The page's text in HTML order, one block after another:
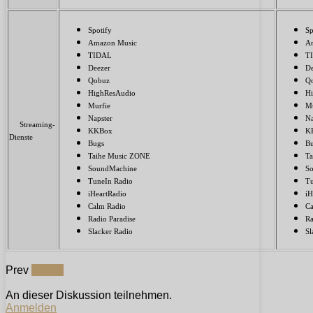
Streaming-
Dienste
Spotify
Amazon Music
TIDAL
Deezer
Qobuz
HighResAudio
Murfie
Napster
KKBox
Bugs
Taihe Music ZONE
SoundMachine
TuneIn Radio
iHeartRadio
Calm Radio
Radio Paradise
Slacker Radio
Prev
An dieser Diskussion teilnehmen.
Anmelden